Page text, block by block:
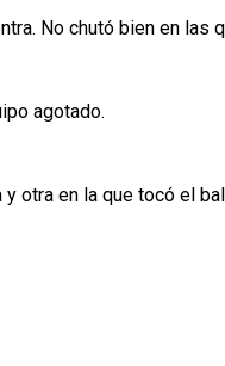
No chutó bien en las
agotado.
otra en la que tocó el